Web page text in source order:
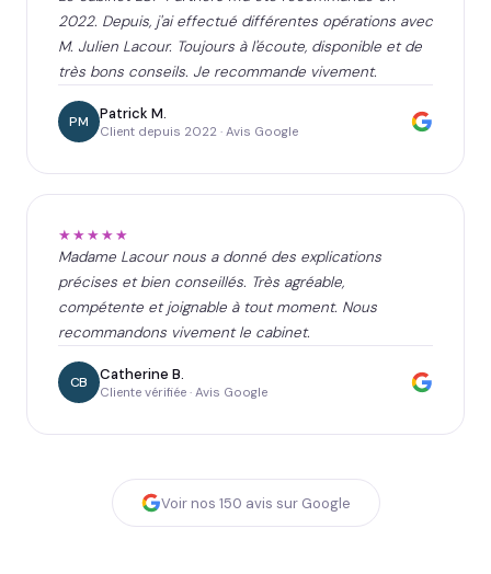
2022. Depuis, j'ai effectué différentes opérations avec
M. Julien Lacour. Toujours à l'écoute, disponible et de
très bons conseils. Je recommande vivement.
PM Patrick M.
Client depuis 2022 · Avis Google
★★★★★
Madame Lacour nous a donné des explications
précises et bien conseillés. Très agréable,
compétente et joignable à tout moment. Nous
recommandons vivement le cabinet.
CB Catherine B.
Cliente vérifiée · Avis Google
Voir nos 150 avis sur Google